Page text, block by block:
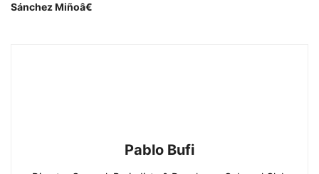
Sánchez Miñoâ€
Pablo Bufi